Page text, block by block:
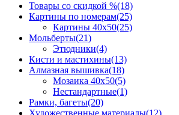
Товары со скидкой %(18)
Картины по номерам(25)
Картины 40x50(25)
Мольберты(21)
Этюдники(4)
Кисти и мастихины(13)
Алмазная вышивка(18)
Мозаика 40x50(5)
Нестандартные(1)
Рамки, багеты(20)
Художественные материалы(12)